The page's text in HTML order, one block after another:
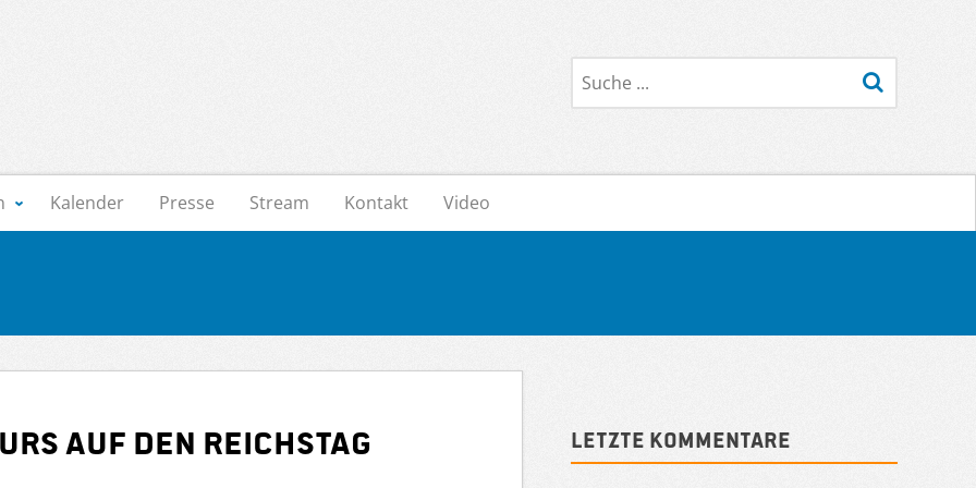
Suche
Kalender Presse Stream Kontakt Video
auf den Reichstag Letzte Kommentare